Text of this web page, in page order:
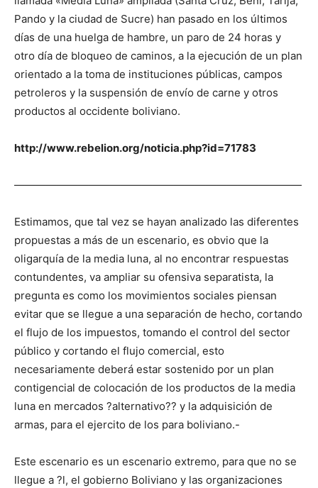
Pando y la ciudad de Sucre) han pasado en los últimos
días de una huelga de hambre, un paro de 24 horas y
otro día de bloqueo de caminos, a la ejecución de un plan
orientado a la toma de instituciones públicas, campos
petroleros y la suspensión de envío de carne y otros
productos al occidente boliviano.
http://www.rebelion.org/noticia.php?id=71783
———————————————————————————
Estimamos, que tal vez se hayan analizado las diferentes
propuestas a más de un escenario, es obvio que la
oligarquía de la media luna, al no encontrar respuestas
contundentes, va ampliar su ofensiva separatista, la
pregunta es como los movimientos sociales piensan
evitar que se llegue a una separación de hecho, cortando
el flujo de los impuestos, tomando el control del sector
público y cortando el flujo comercial, esto
necesariamente deberá estar sostenido por un plan
contigencial de colocación de los productos de la media
luna en mercados ?alternativo?? y la adquisición de
armas, para el ejercito de los para boliviano.-
Este escenario es un escenario extremo, para que no se
llegue a ?l, el gobierno Boliviano y las organizaciones